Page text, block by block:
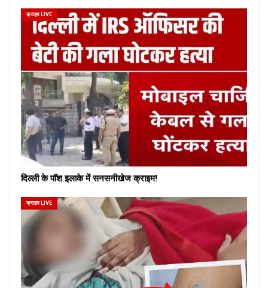
क्राइम LIVE
दिल्ली के पॉश इलाके में सनसनीखेज क्राइम!
क्राइम LIVE